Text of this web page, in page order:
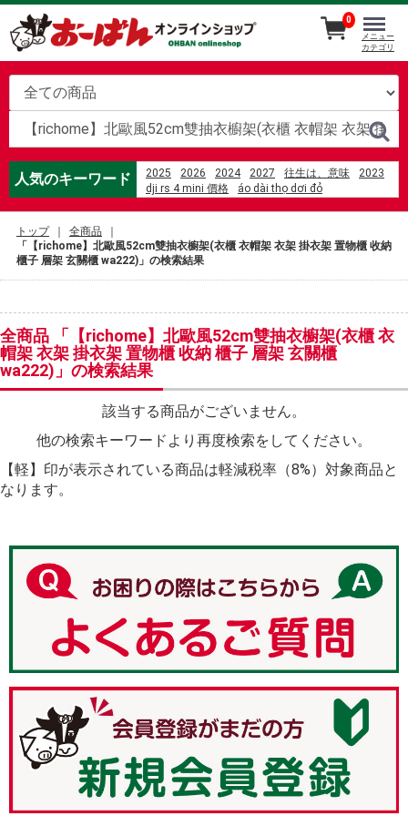
人気のキーワード 2025 2026 2024 2027 往生は、意味
2023
dji rs 4 mini 價格
áo dài thọ dơi đỏ
华南主板 windows无法唤醒
%D1%84%D0%B8%D0%BB%D0%B8%D0%BF
%D1%81%D1%82%D1%80%D0%B5%D0%BD%D0%B4
%E5%85%89%E8%8F%AF%E5%BA%97
寿司
Kijun %E9%80%9A%E8%B2%A9
美國 sunbeam 電熱披肩-xl加大款
%C4%91%E1%BB%87m gi%E1%BA%A3m
ch%E1%BA%A5n
0
メニュー
カテゴリ
トップ
全商品
「【richome】北歐風52cm雙抽衣櫥架(衣櫃 衣帽架 衣架 掛衣架 置物櫃 收納
櫃子 層架 玄關櫃 wa222)」の検索結果
全商品 「【richome】北歐風52cm雙抽衣櫥架(衣櫃 衣
帽架 衣架 掛衣架 置物櫃 收納 櫃子 層架 玄關櫃
wa222)」の検索結果
該当する商品がございません。
他の検索キーワードより再度検索をしてください。
【軽】印が表示されている商品は軽減税率（8%）対象商品と
なります。